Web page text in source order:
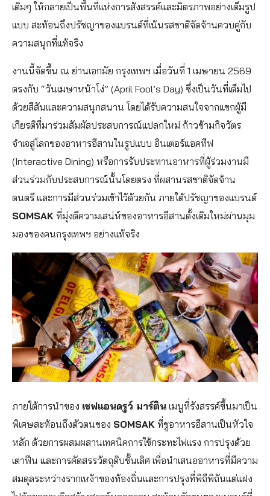
เดิมๆ ให้กลายเป็นพื้นที่แห่งการสังสรรค์และมิตรภาพอย่างเต็มรูป
แบบ สะท้อนถึงปรัชญาของแบรนด์ที่เน้นรสชาติจัดจ้านควบคู่กับ
ความสนุกที่แท้จริง
งานนี้จัดขึ้น ณ ย่านเอกมัย กรุงเทพฯ เมื่อวันที่ 1 เมษายน 2569
ตรงกับ “วันเมษาหน้าโง่” (April Fool’s Day) ซึ่งเป็นวันที่เต็มไป
ด้วยสีสันและความสนุกสนาน โดยได้รับความสนใจจากแขกผู้มี
เกียรติที่มาร่วมสัมผัสประสบการณ์แปลกใหม่ ก้าวข้ามกิจวัตร
จำเจสู่โลกของอาหารอีสานในรูปแบบ อินเตอร์แอคทีฟ
(Interactive Dining) หรือการรับประทานอาหารที่ผู้ร่วมงานมี
ส่วนร่วมกับประสบการณ์นั้นโดยตรง ที่ผสานรสชาติจัดจ้าน
ดนตรี และการมีส่วนร่วมเข้าไว้ด้วยกัน ภายใต้ปรัชญาของแบรนด์
SOMSAK ที่มุ่งตีความเสน่ห์ของอาหารอีสานดั้งเดิมใหม่ผ่านมุม
มองของคนกรุงเทพฯ อย่างแท้จริง
ภายใต้การนำของ เชฟแอนดรูว์ มาร์ติน เมนูที่รังสรรค์ขึ้นมาเป็น
พิเศษสะท้อนถึงตัวตนของ SOMSAK ที่ชูอาหารอีสานเป็นหัวใจ
หลัก ด้วยการผสมผสานเทคนิคการใช้กระทะไฟแรง การปรุงด้วย
เตาฟืน และการคัดสรรวัตถุดิบชั้นเลิศ เพื่อนำเสนออาหารที่มีความ
สมดุลระหว่างรากเหง้าของท้องถิ่นและการปรุงที่พิถีพิถันแต่แฝง